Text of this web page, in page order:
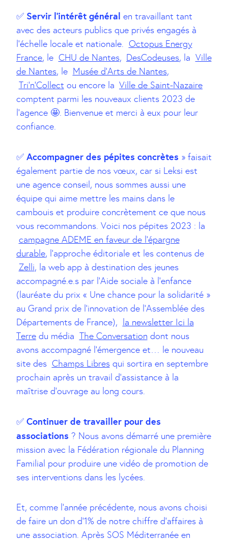
✅ Servir l’intérêt général en travaillant tant
avec des acteurs publics que privés engagés à
l’échelle locale et nationale. Octopus Energy
France, le CHU de Nantes, DesCodeuses, la Ville
de Nantes, le Musée d’Arts de Nantes,
Tri’n’Collect ou encore la Ville de Saint-Nazaire
comptent parmi les nouveaux clients 2023 de
l’agence 🤩. Bienvenue et merci à eux pour leur
confiance.
✅ Accompagner des pépites concrètes » faisait
également partie de nos vœux, car si Leksi est
une agence conseil, nous sommes aussi une
équipe qui aime mettre les mains dans le
cambouis et produire concrètement ce que nous
vous recommandons. Voici nos pépites 2023 : la
campagne ADEME en faveur de l’épargne
durable, l’approche éditoriale et les contenus de
Zelli, la web app à destination des jeunes
accompagné.e.s par l’Aide sociale à l’enfance
(lauréate du prix « Une chance pour la solidarité »
au Grand prix de l’innovation de l’Assemblée des
Départements de France),
la newsletter Ici la
Terre du média The Conversation dont nous
avons accompagné l’émergence et… le nouveau
site des Champs Libresqui sortira en septembre
prochain après un travail d’assistance à la
maîtrise d’ouvrage au long cours.
✅ Continuer de travailler pour des
associations ? Nous avons démarré une première
mission avec la Fédération régionale du Planning
Familial pour produire une vidéo de promotion de
ses interventions dans les lycées.
Et, comme l’année précédente, nous avons choisi
de faire un don d’1% de notre chiffre d’affaires à
une association. Après SOS Méditerranée en